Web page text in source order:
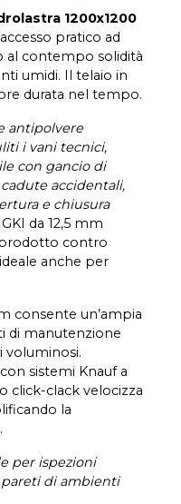
1200x1200
pratico ad
al contempo solidità
umidi. Il telaio in
durata nel tempo.
antipolvere
i vani tecnici,
con gancio di
accidentali,
e chiusura
da 12,5 mm
contro
anche per
consente un’ampia
di manutenzione
voluminosi.
sistemi Knauf a
click-clack velocizza
la
per ispezioni
di ambienti